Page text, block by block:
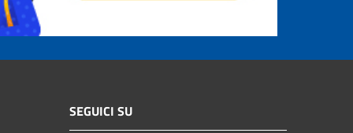
SEGUICI SU